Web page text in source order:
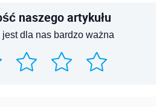
naszego artykułu
dla nas bardzo ważna